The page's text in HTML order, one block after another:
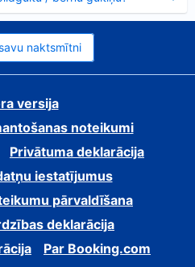
naktsmītni
versija
noteikumi
Privātuma deklarācija
iestatījumus
pārvaldīšana
deklarācija
Par Booking.com